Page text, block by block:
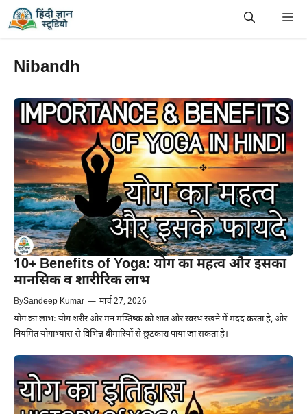
Skip
Nibandh
10+ Benefits of Yoga: योग का महत्व और इसका
मानसिक व शारीरिक लाभ
BySandeep Kumar — मार्च 27, 2026
योग का लाभ: योग शरीर और मन मष्तिष्क को शांत और स्वस्थ रखने में मदद करता है, और
नियमित योगाभ्यास से विभिन्न बीमारियों से छुटकारा पाया जा सकता है।